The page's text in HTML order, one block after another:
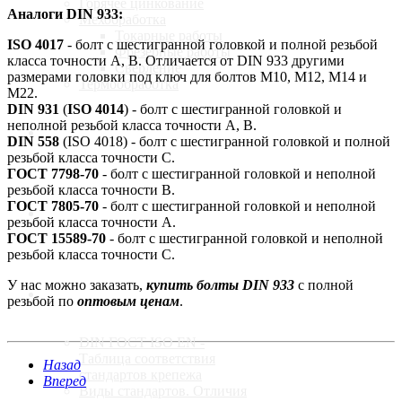
Мехобработка
Фрезерные работы
Сверление
Термообработка
Калькулятор
Доставка
Стандарты
DIN ГОСТ ISO EN -
Таблица соответствия
стандартов крепежа
Виды стандартов. Отличия
Аналоги DIN 933:
ISO 4017 - болт с шестигранной головкой и полной резьбой
класса точности А, В. Отличается от DIN 933 другими
размерами головки под ключ для болтов M10, М12, М14 и
М22.
DIN 931 (ISO 4014) - болт с шестигранной головкой и
неполной резьбой класса точности А, В.
DIN 558 (ISO 4018) - болт с шестигранной головкой и полной
резьбой класса точности С.
ГОСТ 7798-70 - болт с шестигранной головкой и неполной
резьбой класса точности В.
ГОСТ 7805-70 - болт с шестигранной головкой и неполной
резьбой класса точности А.
ГОСТ 15589-70 - болт с шестигранной головкой и неполной
резьбой класса точности С.
У нас можно заказать, купить болты DIN 933 с полной
резьбой по оптовым ценам.
Назад
Вперед